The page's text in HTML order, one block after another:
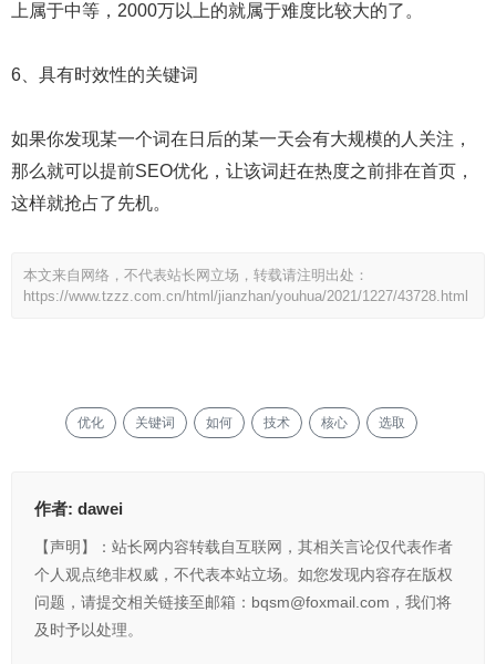
上属于中等，2000万以上的就属于难度比较大的了。
6、具有时效性的关键词
如果你发现某一个词在日后的某一天会有大规模的人关注，
那么就可以提前SEO优化，让该词赶在热度之前排在首页，
这样就抢占了先机。
本文来自网络，不代表站长网立场，转载请注明出处：
https://www.tzzz.com.cn/html/jianzhan/youhua/2021/1227/43728.html
优化 关键词 如何 技术 核心 选取
作者: dawei
【声明】：站长网内容转载自互联网，其相关言论仅代表作者
个人观点绝非权威，不代表本站立场。如您发现内容存在版权
问题，请提交相关链接至邮箱：bqsm@foxmail.com，我们将
及时予以处理。